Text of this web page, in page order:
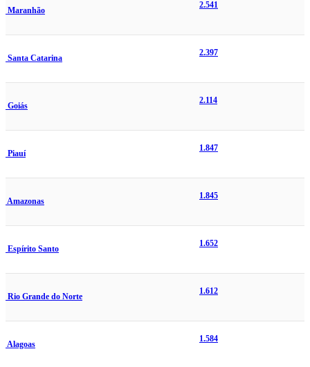
Maranhão
2.541
Santa Catarina
2.397
Goiás
2.114
Piauí
1.847
Amazonas
1.845
Espírito Santo
1.652
Rio Grande do Norte
1.612
Alagoas
1.584